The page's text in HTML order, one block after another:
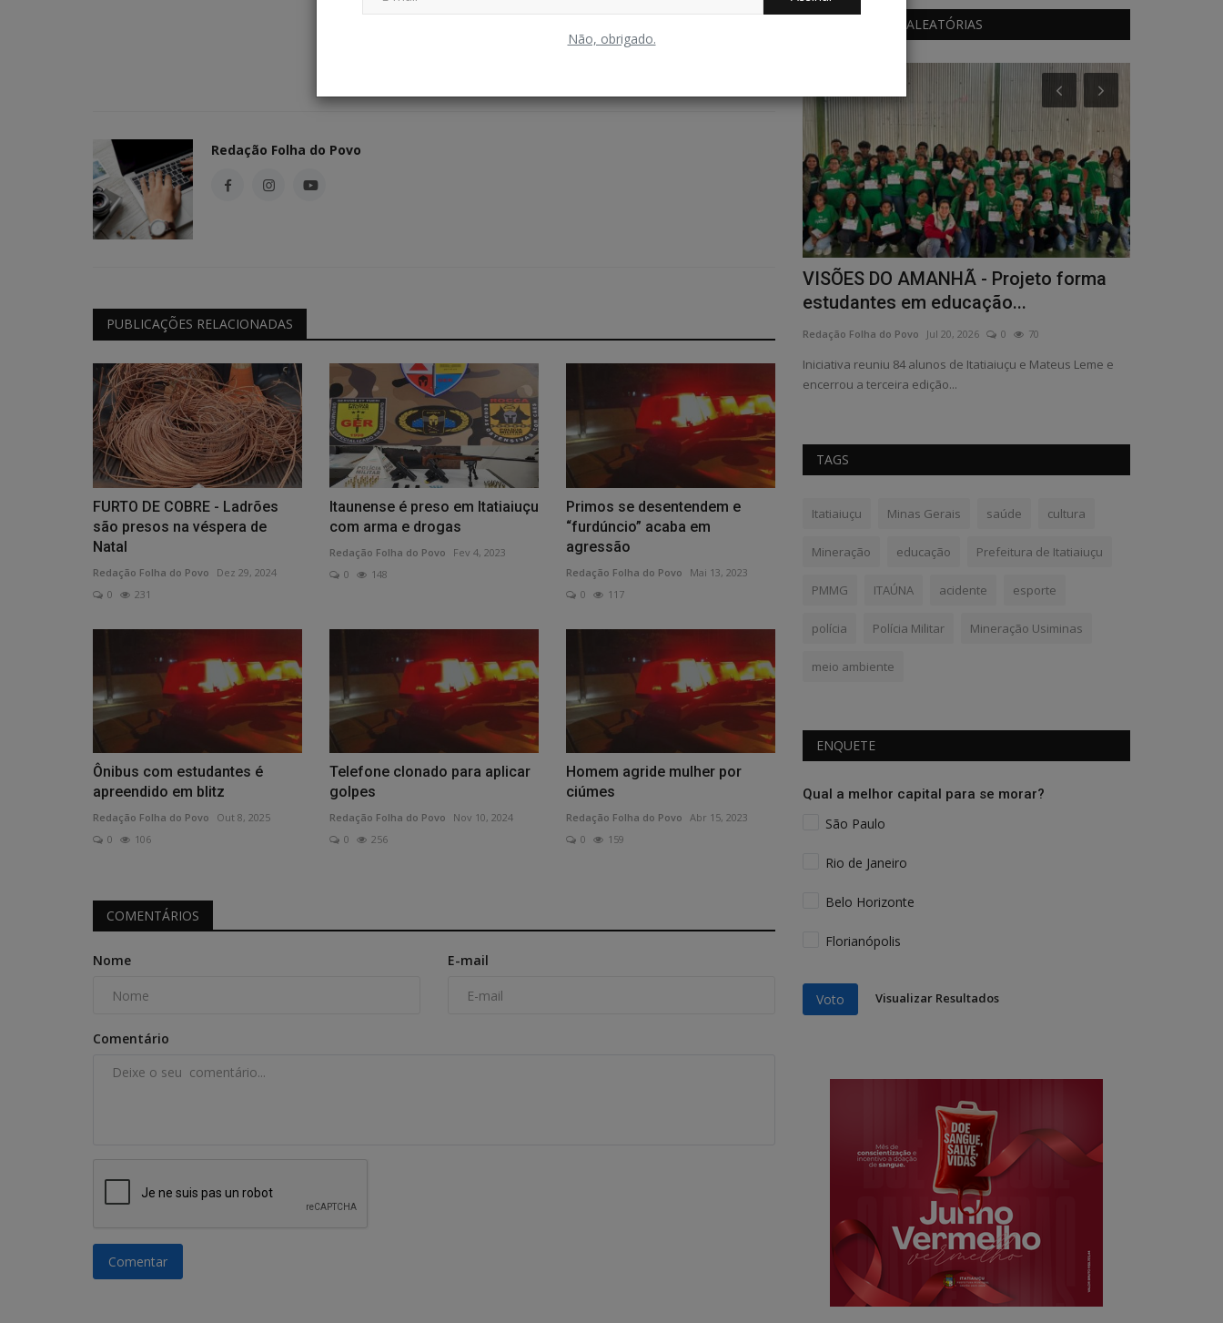
Não, obrigado.
Redação Folha do Povo
PUBLICAÇÕES RELACIONADAS
FURTO DE COBRE - Ladrões
são presos na véspera de
Natal
Redação Folha do Povo
Dez 29, 2024
0
231
Itaunense é preso em Itatiaiuçu
com arma e drogas
Redação Folha do Povo
Fev 4, 2023
0
148
Primos se desentendem e
“furdúncio” acaba em
agressão
Redação Folha do Povo
Mai 13, 2023
0
117
Ônibus com estudantes é
apreendido em blitz
Redação Folha do Povo
Out 8, 2025
0
106
Telefone clonado para aplicar
golpes
Redação Folha do Povo
Nov 10, 2024
0
256
Homem agride mulher por
ciúmes
Redação Folha do Povo Abr 15, 2023
0
159
COMENTÁRIOS
Nome E-mail
Comentário
Comentar
PUBLICAÇÕES ALEATÓRIAS
Redação Folha do Povo Out 1, 2023
Programa promovido pelo Instituto Usiminas será
VISÕES DO AMANHÃ - Projeto forma
estudantes em educação...
Redação Folha do Povo Jul 20, 2026 0 70
Iniciativa reuniu 84 alunos de Itatiaiuçu e Mateus Leme e
encerrou a terceira edição...
TAGS
Itatiaiuçu Minas Gerais saúde cultura
Mineração educação Prefeitura de Itatiaiuçu
PMMG ITAÚNA acidente esporte
polícia Polícia Militar Mineração Usiminas
meio ambiente
ENQUETE
Qual a melhor capital para se morar?
São Paulo
Rio de Janeiro
Belo Horizonte
Florianópolis
Voto Visualizar Resultados